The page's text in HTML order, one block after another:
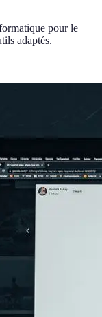
pour le
adaptés.